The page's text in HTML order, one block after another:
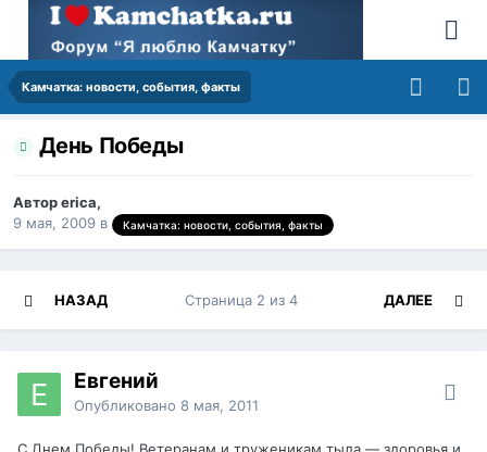
Камчатка: новости, события, факты
День Победы
Автор erica,
9 мая, 2009 в Камчатка: новости, события, факты
НАЗАД ДАЛЕЕ
Страница 2 из 4
Евгений
Опубликовано 8 мая, 2011